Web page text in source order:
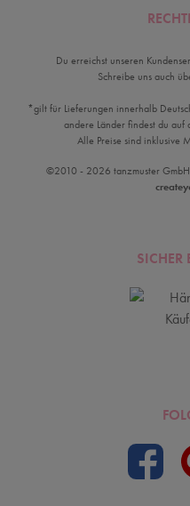
Du erreichst unseren
Schreibe uns auch
*gilt für Lieferungen innerhalb
andere Länder findest du auf
Alle Preise sind inklusive
©2010 - 2026 tanzmuster
SICHER